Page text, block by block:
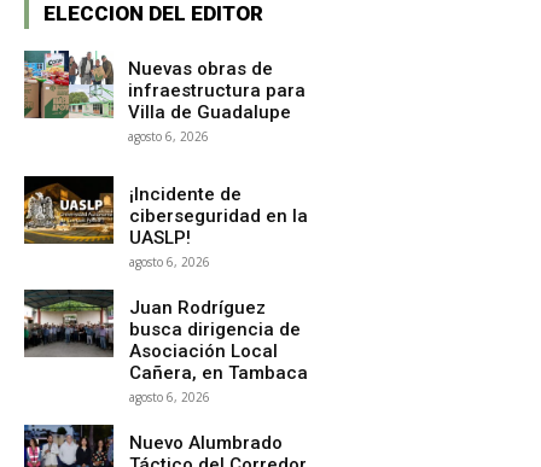
ELECCION DEL EDITOR
Nuevas obras de
infraestructura para
Villa de Guadalupe
agosto 6, 2026
¡Incidente de
ciberseguridad en la
UASLP!
agosto 6, 2026
Juan Rodríguez
busca dirigencia de
Asociación Local
Cañera, en Tambaca
agosto 6, 2026
Nuevo Alumbrado